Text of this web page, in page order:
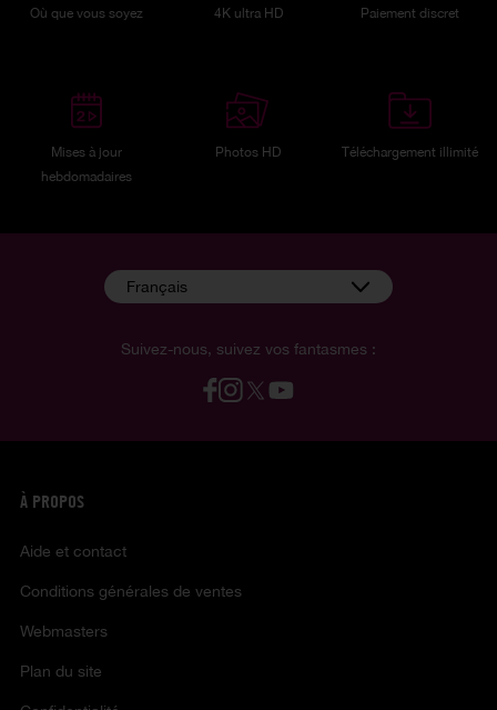
Où que vous soyez 4K ultra HD Paiement discret
Mises à jour
hebdomadaires
Photos HD Téléchargement illimité
Suivez-nous, suivez vos fantasmes :
Français
À PROPOS
Aide et contact
Conditions générales de ventes
Webmasters
Plan du site